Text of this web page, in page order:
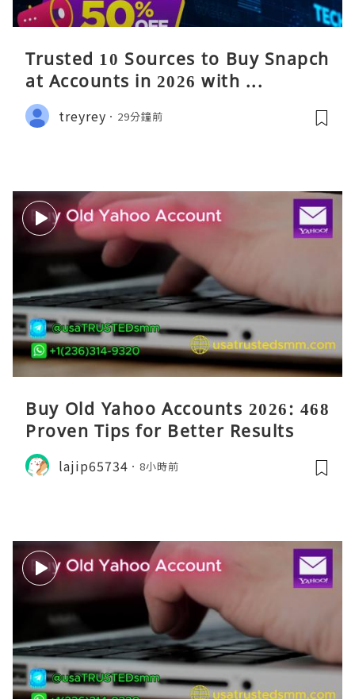
Trusted 10 Sources to Buy Snapch
at Accounts in 2026 with ...
treyrey 29分鐘前
Buy Old Yahoo Accounts 2026: 468
Proven Tips for Better Results
lajip65734 8小時前